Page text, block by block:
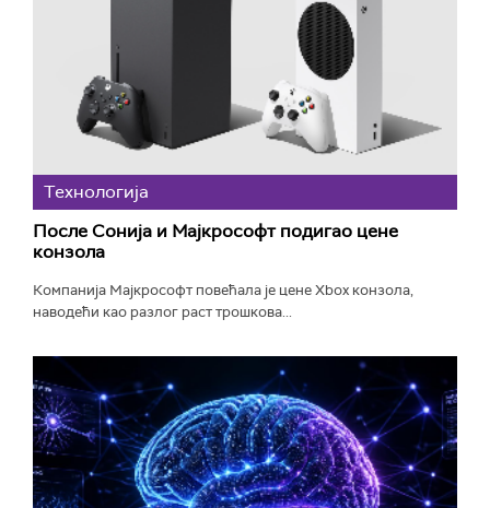
Технологијa
После Сонија и Мајкрософт подигао цене
конзола
Компанија Мајкрософт повећала је цене Xbox конзола,
наводећи као разлог раст трошкова...